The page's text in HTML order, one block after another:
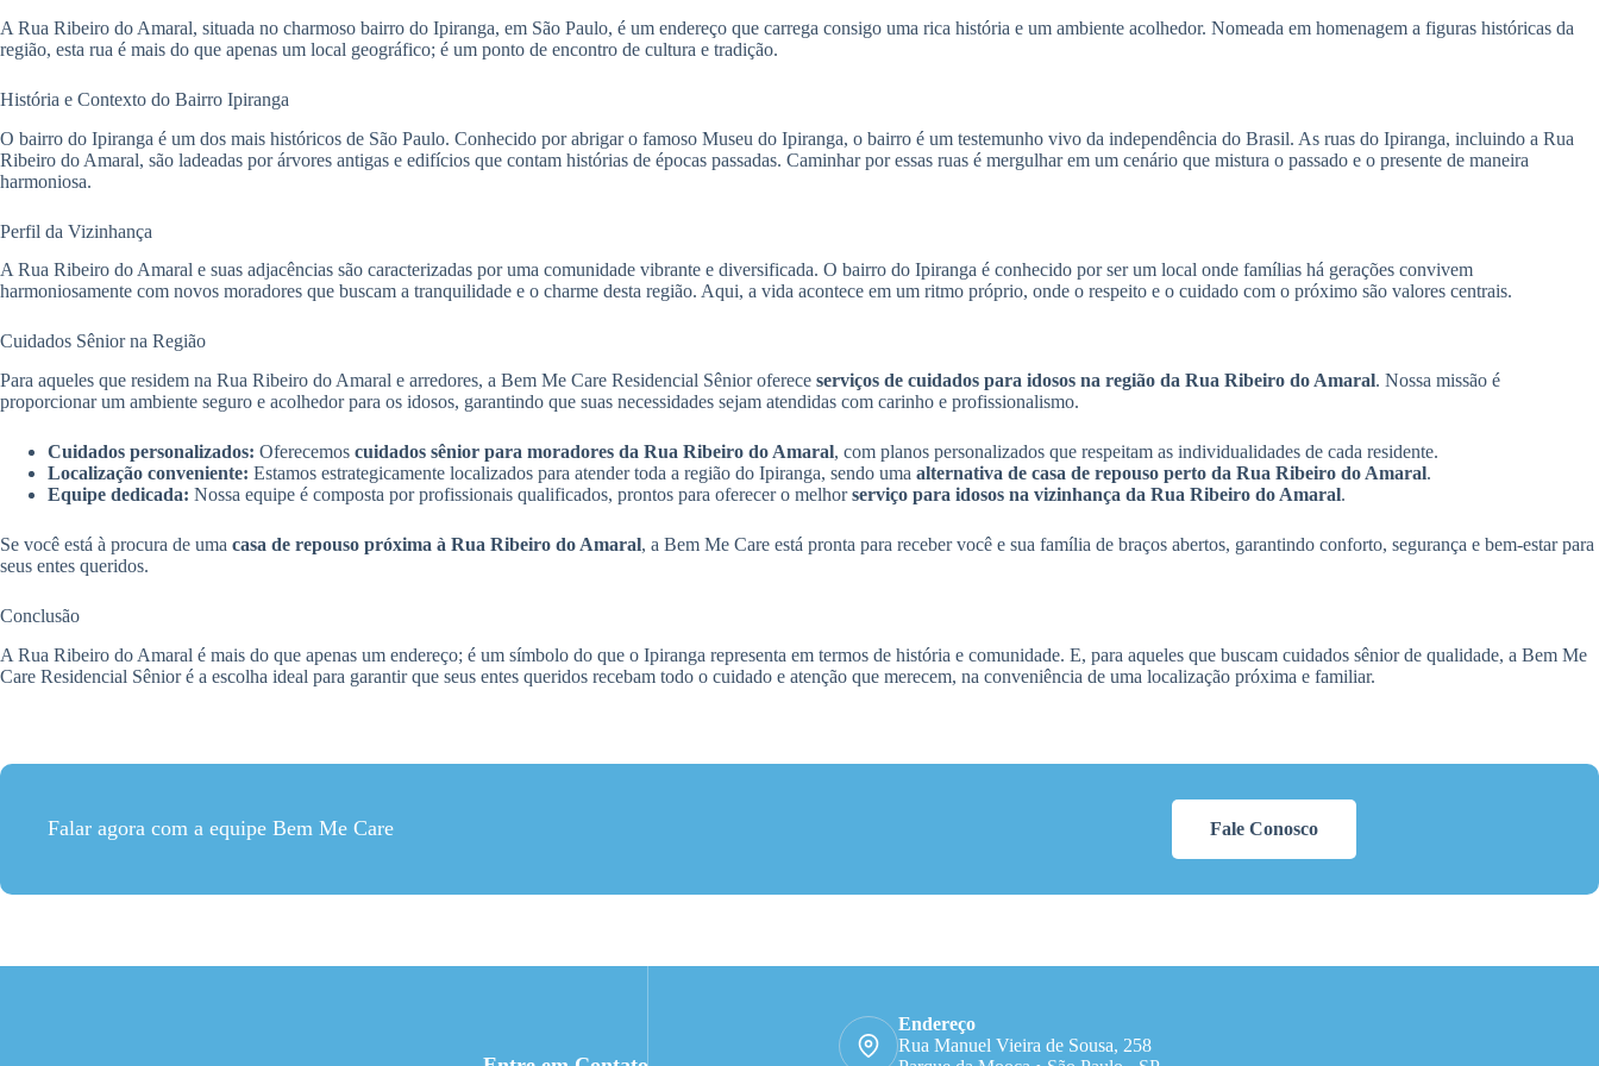
A Rua Ribeiro do Amaral, situada no charmoso bairro do Ipiranga, em São Paulo, é um endereço que carrega consigo uma rica história e um ambiente acolhedor. Nomeada em homenagem a figuras históricas da
região, esta rua é mais do que apenas um local geográfico; é um ponto de encontro de cultura e tradição.
História e Contexto do Bairro Ipiranga
O bairro do Ipiranga é um dos mais históricos de São Paulo. Conhecido por abrigar o famoso Museu do Ipiranga, o bairro é um testemunho vivo da independência do Brasil. As ruas do Ipiranga, incluindo a Rua
Ribeiro do Amaral, são ladeadas por árvores antigas e edifícios que contam histórias de épocas passadas. Caminhar por essas ruas é mergulhar em um cenário que mistura o passado e o presente de maneira
harmoniosa.
Perfil da Vizinhança
A Rua Ribeiro do Amaral e suas adjacências são caracterizadas por uma comunidade vibrante e diversificada. O bairro do Ipiranga é conhecido por ser um local onde famílias há gerações convivem
harmoniosamente com novos moradores que buscam a tranquilidade e o charme desta região. Aqui, a vida acontece em um ritmo próprio, onde o respeito e o cuidado com o próximo são valores centrais.
Cuidados Sênior na Região
Para aqueles que residem na Rua Ribeiro do Amaral e arredores, a Bem Me Care Residencial Sênior oferece serviços de cuidados para idosos na região da Rua Ribeiro do Amaral. Nossa missão é
proporcionar um ambiente seguro e acolhedor para os idosos, garantindo que suas necessidades sejam atendidas com carinho e profissionalismo.
Cuidados personalizados: Oferecemos cuidados sênior para moradores da Rua Ribeiro do Amaral, com planos personalizados que respeitam as individualidades de cada residente.
Localização conveniente: Estamos estrategicamente localizados para atender toda a região do Ipiranga, sendo uma alternativa de casa de repouso perto da Rua Ribeiro do Amaral.
Equipe dedicada: Nossa equipe é composta por profissionais qualificados, prontos para oferecer o melhorserviço para idosos na vizinhança da Rua Ribeiro do Amaral.
Se você está à procura de uma casa de repouso próxima à Rua Ribeiro do Amaral, a Bem Me Care está pronta para receber você e sua família de braços abertos, garantindo conforto, segurança e bem-estar para
seus entes queridos.
Conclusão
A Rua Ribeiro do Amaral é mais do que apenas um endereço; é um símbolo do que o Ipiranga representa em termos de história e comunidade. E, para aqueles que buscam cuidados sênior de qualidade, a Bem Me
Care Residencial Sênior é a escolha ideal para garantir que seus entes queridos recebam todo o cuidado e atenção que merecem, na conveniência de uma localização próxima e familiar.
Falar agora com a equipe Bem Me Care Fale Conosco
Endereço
Rua Manuel Vieira de Sousa, 258